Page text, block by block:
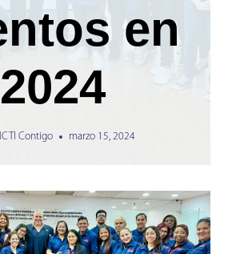
en
2024
Contigo marzo 15, 2024